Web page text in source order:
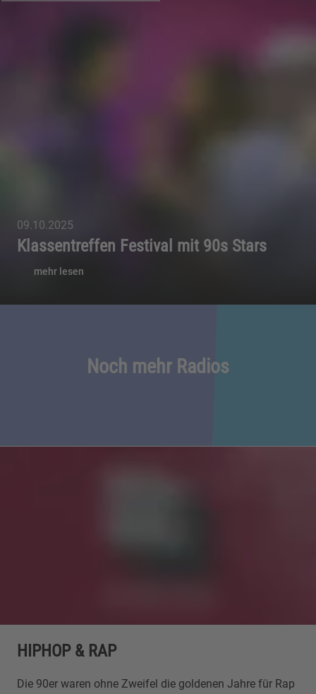
09.10.2025
Klassentreffen Festival mit 90s Stars
mehr lesen
Noch mehr Radios
HIPHOP & RAP
Die 90er waren ohne Zweifel die goldenen Jahre für Rap